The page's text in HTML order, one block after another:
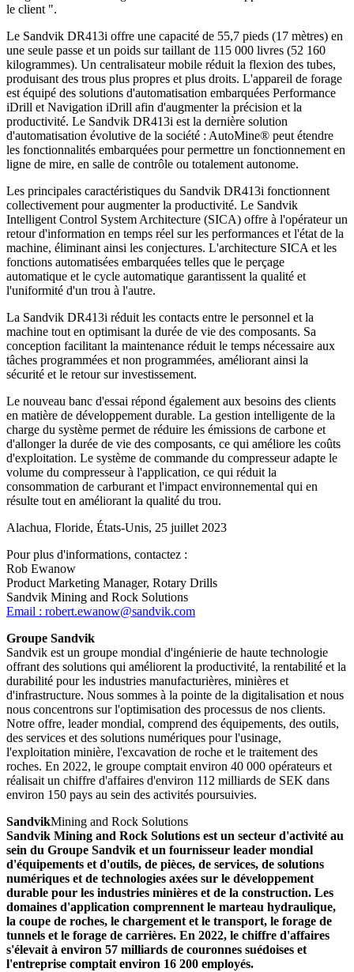
le client ".
Le Sandvik DR413i offre une capacité de 55,7 pieds (17 mètres) en
une seule passe et un poids sur taillant de 115 000 livres (52 160
kilogrammes). Un centralisateur mobile réduit la flexion des tubes,
produisant des trous plus propres et plus droits. L'appareil de forage
est équipé des solutions d'automatisation embarquées Performance
iDrill et Navigation iDrill afin d'augmenter la précision et la
productivité. Le Sandvik DR413i est la dernière solution
d'automatisation évolutive de la société : AutoMine® peut étendre
les fonctionnalités embarquées pour permettre un fonctionnement en
ligne de mire, en salle de contrôle ou totalement autonome.
Les principales caractéristiques du Sandvik DR413i fonctionnent
collectivement pour augmenter la productivité. Le Sandvik
Intelligent Control System Architecture (SICA) offre à l'opérateur un
retour d'information en temps réel sur les performances et l'état de la
machine, éliminant ainsi les conjectures. L'architecture SICA et les
fonctions automatisées embarquées telles que le perçage
automatique et le cycle automatique garantissent la qualité et
l'uniformité d'un trou à l'autre.
La Sandvik DR413i réduit les contacts entre le personnel et la
machine tout en optimisant la durée de vie des composants. Sa
conception facilitant la maintenance réduit le temps nécessaire aux
tâches programmées et non programmées, améliorant ainsi la
sécurité et le retour sur investissement.
Le nouveau banc d'essai répond également aux besoins des clients
en matière de développement durable. La gestion intelligente de la
charge du système permet de réduire les émissions de carbone et
d'allonger la durée de vie des composants, ce qui améliore les coûts
d'exploitation. Le système de commande du compresseur adapte le
volume du compresseur à l'application, ce qui réduit la
consommation de carburant et l'impact environnemental qui en
résulte tout en améliorant la qualité du trou.
Alachua, Floride, États-Unis, 25 juillet 2023
Pour plus d'informations, contactez :
Rob Ewanow
Product Marketing Manager, Rotary Drills
Sandvik Mining and Rock Solutions
Email : robert.ewanow@sandvik.com
Groupe Sandvik
Sandvik est un groupe mondial d'ingénierie de haute technologie
offrant des solutions qui améliorent la productivité, la rentabilité et la
durabilité pour les industries manufacturières, minières et
d'infrastructure. Nous sommes à la pointe de la digitalisation et nous
nous concentrons sur l'optimisation des processus de nos clients.
Notre offre, leader mondial, comprend des équipements, des outils,
des services et des solutions numériques pour l'usinage,
l'exploitation minière, l'excavation de roche et le traitement des
roches. En 2022, le groupe comptait environ 40 000 opérateurs et
réalisait un chiffre d'affaires d'environ 112 milliards de SEK dans
environ 150 pays au sein des activités poursuivies.
SandvikMining and Rock Solutions
Sandvik Mining and Rock Solutions est un secteur d'activité au
sein du Groupe Sandvik et un fournisseur leader mondial
d'équipements et d'outils, de pièces, de services, de solutions
numériques et de technologies axées sur le développement
durable pour les industries minières et de la construction. Les
domaines d'application comprennent le marteau hydraulique,
la coupe de roches, le chargement et le transport, le forage de
tunnels et le forage de carrières. En 2022, le chiffre d'affaires
s'élevait à environ 57 milliards de couronnes suédoises et
l'entreprise comptait environ 16 200 employés.